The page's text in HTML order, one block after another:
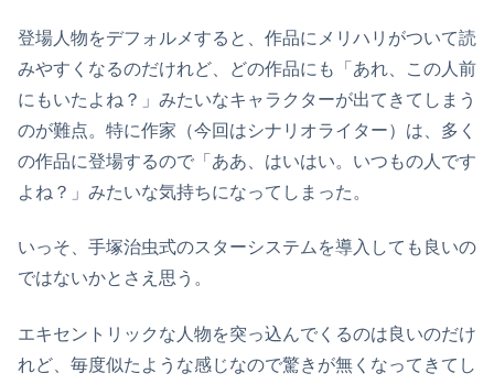
登場人物をデフォルメすると、作品にメリハリがついて読
みやすくなるのだけれど、どの作品にも「あれ、この人前
にもいたよね？」みたいなキャラクターが出てきてしまう
のが難点。特に作家（今回はシナリオライター）は、多く
の作品に登場するので「ああ、はいはい。いつもの人です
よね？」みたいな気持ちになってしまった。
いっそ、手塚治虫式のスターシステムを導入しても良いの
ではないかとさえ思う。
エキセントリックな人物を突っ込んでくるのは良いのだけ
れど、毎度似たような感じなので驚きが無くなってきてし